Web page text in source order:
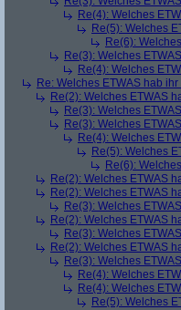
Re(4): Welches
Re(5): Welches
Re(6):
Re(3): Welches
Re(4): Welches
Re: Welches ETWAS hab
Re(2): Welches ETWAS
Re(3): Welches
Re(3): Welches
Re(4): Welches
Re(5): Welches
Re(6):
Re(2): Welches ETWAS
Re(2): Welches ETWAS
Re(3): Welches
Re(2): Welches ETWAS
Re(3): Welches
Re(2): Welches ETWAS
Re(3): Welches
Re(4): Welches
Re(4): Welches
Re(5): Welches